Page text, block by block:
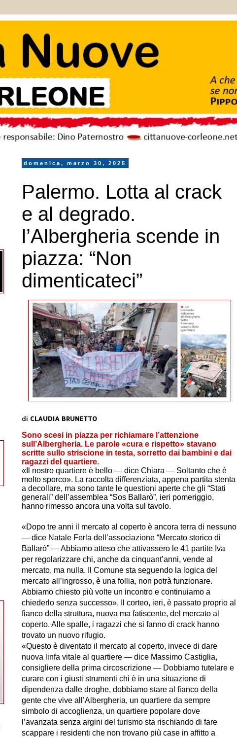
domenica, marzo 30, 2025
Palermo. Lotta al crack
e al degrado.
l’Albergheria scende in
piazza: “Non
dimenticateci”
di CLAUDIA BRUNETTO
Sono scesi in piazza per richiamare l’attenzione
sull’Albergheria. Le parole «cura e rispetto» stavano
scritte sullo striscione in testa, sorretto dai bambini e dai
ragazzi del quartiere.
«Il nostro quartiere è bello — dice Chiara — Soltanto che è
molto sporco». La raccolta differenziata, appena partita stenta
a decollare, ma sono tante le questioni aperte che gli “Stati
generali” dell’assemblea “Sos Ballarò”, ieri pomeriggio,
hanno rimesso ancora una volta sul tavolo.
«Dopo tre anni il mercato al coperto è ancora terra di nessuno
— dice Natale Ferla dell’associazione “Mercato storico di
Ballarò” — Abbiamo atteso che attivassero le 41 partite Iva
per regolarizzare chi, anche da cinquant’anni, vende al
mercato, ma nulla. Il Comune sta seguendo la logica del
mercato all’ingrosso, è una follia, non potrà funzionare.
Abbiamo chiesto più volte un incontro e continuiamo a
chiederlo senza successo». Il corteo, ieri, è passato proprio al
fianco della struttura, nuova ma fatiscente, del mercato al
coperto. Alle spalle, i ragazzi che si fanno di crack hanno
trovato un nuovo rifugio.
«Questo è diventato il mercato al coperto, invece di dare
nuova linfa vitale al quartiere — dice Massimo Castiglia,
consigliere della prima circoscrizione — Dobbiamo tutelare e
curare con i giusti strumenti chi è in una situazione di
dipendenza dalle droghe, dobbiamo stare al fianco della
gente che vive all’Albergheria, un quartiere da sempre
simbolo di accoglienza, un quartiere popolare dove
l’avanzata senza argini del turismo sta rischiando di fare
scappare i residenti che non trovano più case in affitto a